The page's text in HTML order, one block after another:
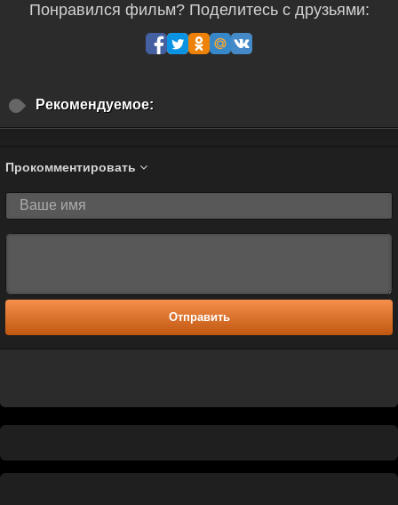
Понравился фильм? Поделитесь с друзьями:
Рекомендуемое:
Прокомментировать
Отправить